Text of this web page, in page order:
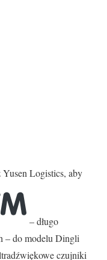
Yusen Logistics, aby
– długo
– do modelu Dingli
czujniki